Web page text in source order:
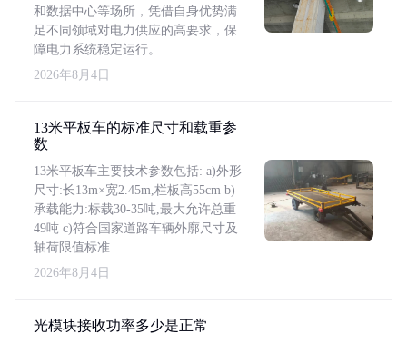
和数据中心等场所，凭借自身优势满
足不同领域对电力供应的高要求，保
障电力系统稳定运行。
2026年8月4日
13米平板车的标准尺寸和载重参
数
13米平板车主要技术参数包括: a)外形
尺寸:长13m×宽2.45m,栏板高55cm b)
承载能力:标载30-35吨,最大允许总重
49吨 c)符合国家道路车辆外廓尺寸及
轴荷限值标准
2026年8月4日
光模块接收功率多少是正常